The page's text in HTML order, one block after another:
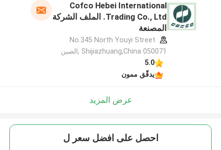
Cofco Hebei International
Trading Co., Ltd. الملف الشركة
المصنعة
No.345 North Youyi Street
Shijiazhuang,China 050071 ,الصين
5.0
يدقّق ممون
عرض المزيد
احصل على افضل سعر ل